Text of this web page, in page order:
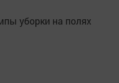
уборки на полях